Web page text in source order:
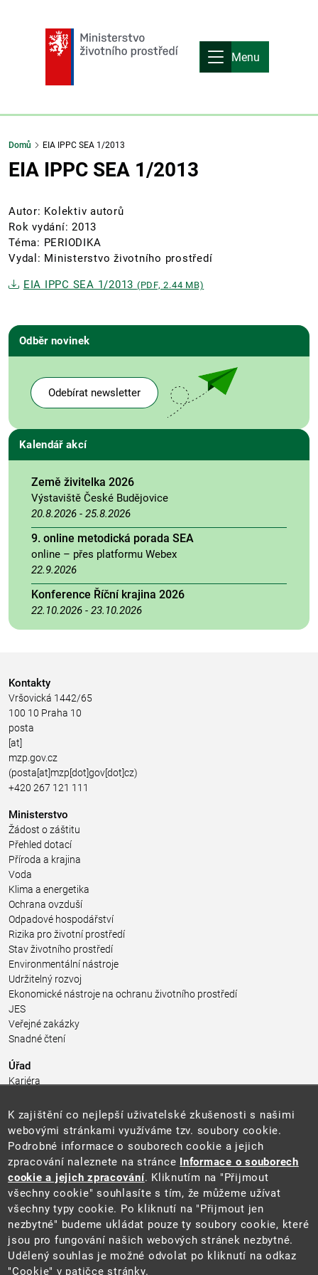
Menu
Domů EIA IPPC SEA 1/2013
EIA IPPC SEA 1/2013
Autor: Kolektiv autorů
Rok vydání: 2013
Téma: PERIODIKA
Vydal: Ministerstvo životního prostředí
EIA IPPC SEA 1/2013 (PDF, 2.44 MB)
Odběr novinek
Odebírat newsletter
Kalendář akcí
Země živitelka 2026
Výstaviště České Budějovice
20.8.2026 - 25.8.2026
9. online metodická porada SEA
online – přes platformu Webex
22.9.2026
Konference Říční krajina 2026
22.10.2026 - 23.10.2026
Kontakty
Vršovická 1442/65
100 10 Praha 10
posta
[at]
mzp.gov.cz
(posta[at]mzp[dot]gov[dot]cz)
+420 267 121 111
Ministerstvo
Žádost o záštitu
Přehled dotací
Příroda a krajina
Voda
Klima a energetika
Ochrana ovzduší
Odpadové hospodářství
Rizika pro životní prostředí
Stav životního prostředí
Environmentální nástroje
Udržitelný rozvoj
Ekonomické nástroje na ochranu životního prostředí
JES
Veřejné zakázky
Snadné čtení
Úřad
Kariéra
Pro média a veřejnost
Povinně zveřejňované informace
Kontakty
Přistupnost budovy úřadu MŽP
(PDF, 204 kB)
Web
Aktuality
Ochrana osobních údajů
Prohlášení o přístupnosti
Zásady používání cookies
Mapa webu
K zajištění co nejlepší uživatelské zkušenosti s našimi
webovými stránkami využíváme tzv. soubory cookie.
Podrobné informace o souborech cookie a jejich
zpracování naleznete na stránce Informace o souborech
cookie a jejich zpracování. Kliknutím na "Přijmout
všechny cookie" souhlasíte s tím, že můžeme užívat
všechny typy cookie. Po kliknutí na "Přijmout jen
nezbytné" budeme ukládat pouze ty soubory cookie, které
jsou pro fungování našich webových stránek nezbytné.
Udělený souhlas je možné odvolat po kliknutí na odkaz
"Cookie" v patičce stránky.